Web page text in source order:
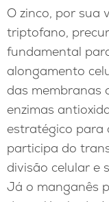
O zinco, por sua
triptofano,
fundamental
alongamento
das membranas
enzimas
estratégico para
participa do
divisão celular e
Já o manganês